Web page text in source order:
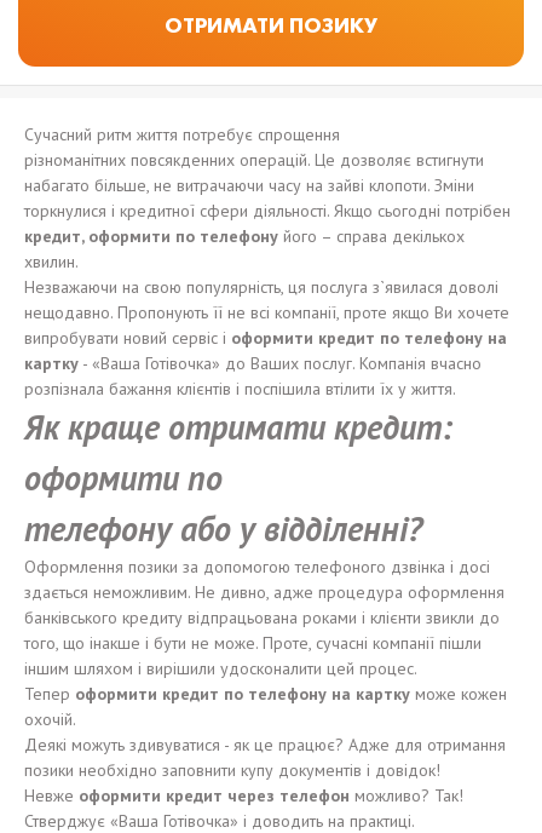
Сучасний ритм життя потребує спрощення
різноманітних повсякденних операцій. Це дозволяє встигнути
набагато більше, не витрачаючи часу на зайві клопоти. Зміни
торкнулися і кредитної сфери діяльності. Якщо сьогодні потрібен
кредит, оформити по телефону його – справа декількох
хвилин.
Незважаючи на свою популярність, ця послуга з`явилася доволі
нещодавно. Пропонують її не всі компанії, проте якщо Ви хочете
випробувати новий сервіс і оформити кредит по телефону на
картку - «Ваша Готівочка» до Ваших послуг. Компанія вчасно
розпізнала бажання клієнтів і поспішила втілити їх у життя.
Яккраще отриматикредит:
оформитипо
телефонуабо у відділенні?
Оформлення позики за допомогою телефоного дзвінка і досі
здається неможливим. Не дивно, адже процедура оформлення
банківського кредиту відпрацьована роками і клієнти звикли до
того, що інакше і бути не може. Проте, сучасні компанії пішли
іншим шляхом і вирішили удосконалити цей процес.
Тепер оформити кредит по телефону на картку може кожен
охочій.
Деякі можуть здивуватися - як це працює? Адже для отримання
позики необхідно заповнити купу документів і довідок!
Невже оформити кредит через телефон можливо? Так!
Стверджує «Ваша Готівочка» і доводить на практиці.